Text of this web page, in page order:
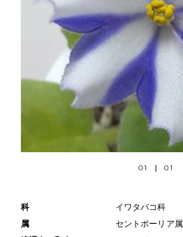
01 01
科
イワタバコ科
属
セントポーリア属